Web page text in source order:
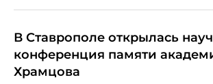
В Ставрополе открылась
конференция памяти
Храмцова